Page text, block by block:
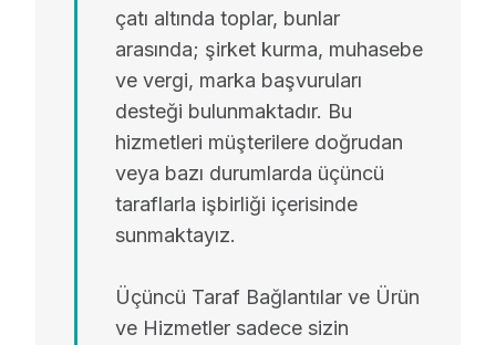
çatı altında toplar, bunlar
arasında; şirket kurma, muhasebe
ve vergi, marka başvuruları
desteği bulunmaktadır. Bu
hizmetleri müşterilere doğrudan
veya bazı durumlarda üçüncü
taraflarla işbirliği içerisinde
sunmaktayız.
Üçüncü Taraf Bağlantılar ve Ürün
ve Hizmetler sadece sizin